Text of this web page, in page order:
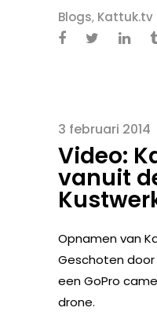
Blogs, Kattuk.tv
3 februari 2014
Video:
vanuit
Opnamen van
Geschoten
een GoPro
drone.